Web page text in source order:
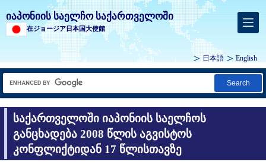
იაპონიის საელჩო საქართველოში
在ジョージア日本国大使館
日本語 English
Search
საქართველოში იაპონიის საელჩოს
განცხადება 2008 წლის აგვისტოს
კონფლიქტიდან 17 წლისთავზე